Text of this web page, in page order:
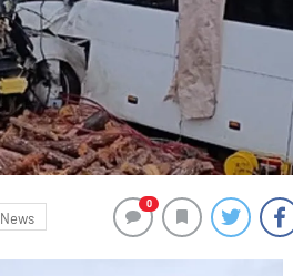
News
0